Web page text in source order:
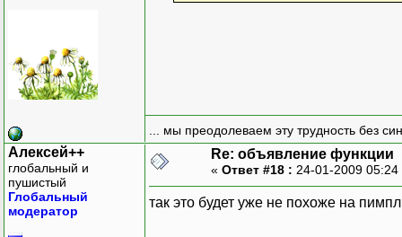
... мы преодолеваем эту трудность без
Алексей++
глобальный и
пушистый
Глобальный
модератор
Re: объявление функции
« Ответ #18 : 24-01-2009
так это будет уже не похоже на пимпл